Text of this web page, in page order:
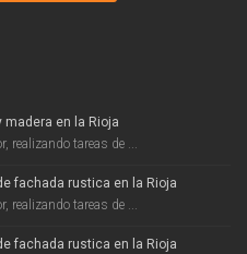
madera en la Rioja
realizando tareas de ...
fachada rustica en la Rioja
realizando tareas de ...
fachada rustica en la Rioja